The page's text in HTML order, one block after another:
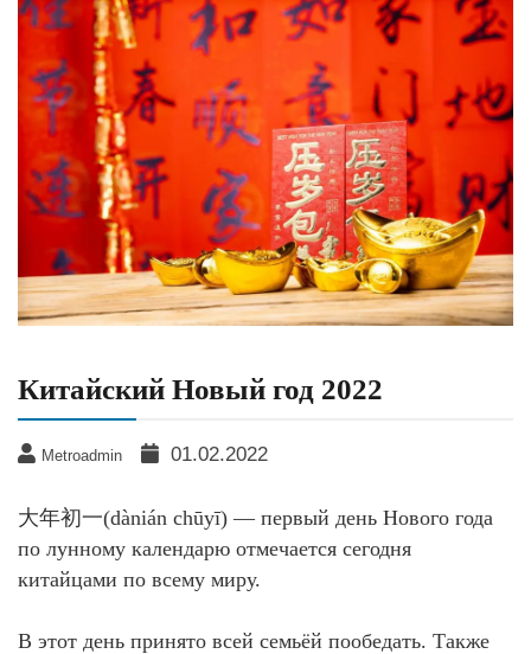
Китайский Новый год 2022
Metroadmin 01.02.2022
大年初一(dànián chūyī) — первый день Нового года
по лунному календарю отмечается сегодня
китайцами по всему миру.
В этот день принято всей семьёй пообедать. Также